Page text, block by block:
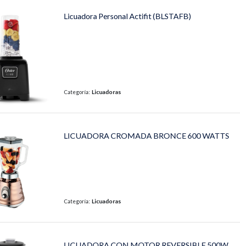
Licuadora Personal Actifit (BLSTAFB)
Categoría: Licuadoras
LICUADORA CROMADA BRONCE 600 WATTS
Categoría: Licuadoras